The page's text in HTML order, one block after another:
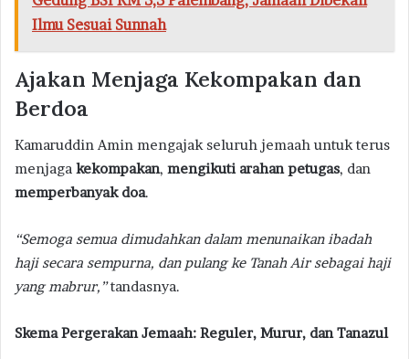
Ilmu Sesuai Sunnah
Ajakan Menjaga Kekompakan dan
Berdoa
Kamaruddin Amin mengajak seluruh jemaah untuk terus
menjaga kekompakan, mengikuti arahan petugas, dan
memperbanyak doa.
“Semoga semua dimudahkan dalam menunaikan ibadah
haji secara sempurna, dan pulang ke Tanah Air sebagai haji
yang mabrur,”tandasnya.
Skema Pergerakan Jemaah: Reguler, Murur, dan Tanazul